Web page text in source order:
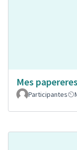
Mes
Participantes